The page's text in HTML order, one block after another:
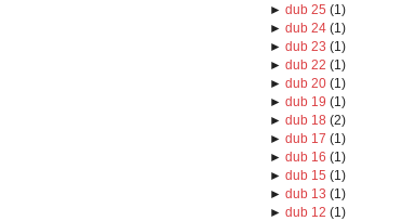
► dub 25 (1)
► dub 24(1)
► dub 23 (1)
► dub 22 (1)
► dub 20(1)
► dub 19 (1)
► dub 18 (2)
► dub 17 (1)
► dub 16 (1)
► dub 15 (1)
► dub 13 (1)
► dub 12 (1)